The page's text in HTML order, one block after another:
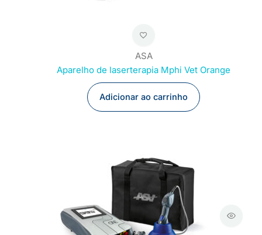
ASA
Aparelho de laserterapia Mphi Vet Orange
Adicionar ao carrinho